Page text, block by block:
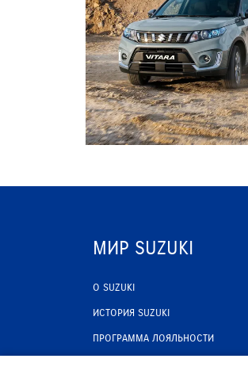
МИР SUZUKI
О SUZUKI
ИСТОРИЯ SUZUKI
ПРОГРАММА ЛОЯЛЬНОСТИ